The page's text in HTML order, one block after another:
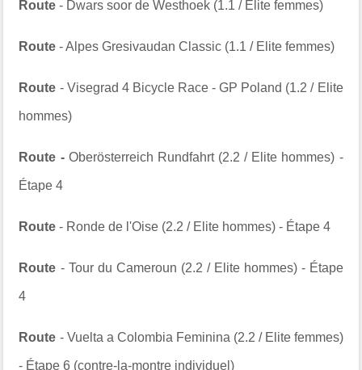
Route- Dwars soor de Westhoek (1.1 / Elite femmes)
Route- Alpes Gresivaudan Classic (1.1 / Elite femmes)
Route - Visegrad 4 Bicycle Race - GP Poland (1.2 / Elite
hommes)
Route - Oberösterreich Rundfahrt (2.2 / Elite hommes) -
Étape 4
Route- Ronde de l'Oise (2.2 / Elite hommes) - Étape 4
Route - Tour du Cameroun (2.2 / Elite hommes) - Étape
4
Route - Vuelta a Colombia Feminina (2.2 / Elite femmes)
- Étape 6 (contre-la-montre individuel)